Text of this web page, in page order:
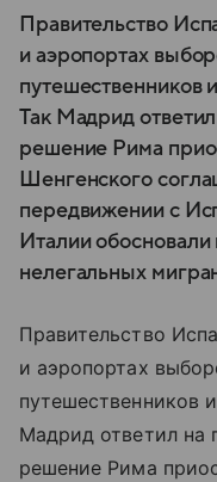
Правительство
и аэропортах
путешественников
Так Мадрид
решение Рима
Шенгенского
передвижении с
Италии
нелегальных
Правительство
и аэропортах
путешественников
Мадрид ответил на
решение Рима